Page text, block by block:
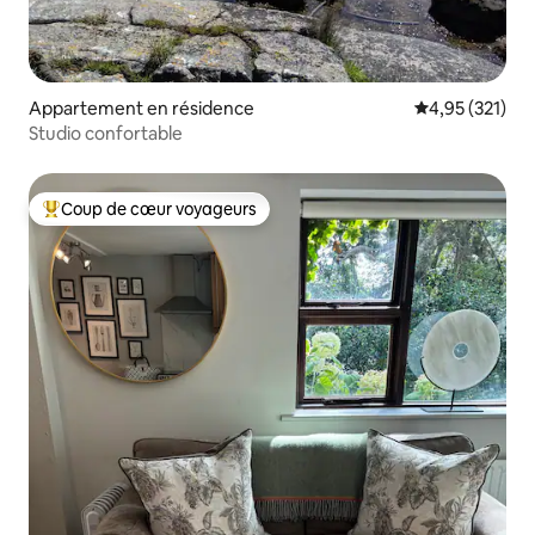
Appartement en résidence Évaluation
4,95 (321)
Studio confortable
Coups de cœur voyageurs les plus appréciés
Coup de cœur voyageurs